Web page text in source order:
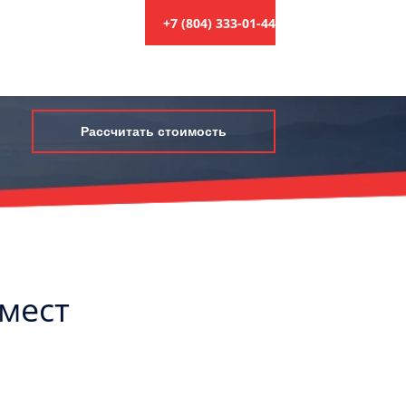
+7 (804) 333-01-44
Рассчитать стоимость